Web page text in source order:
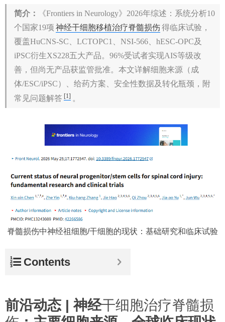
简介：
《Frontiers in Neurology》2026年综述：系统分析10
个国家19项 神经干细胞移植治疗脊髓损伤得临床试验，
覆盖HuCNS-SC、LCTOPC1、NSI-566、hESC-OPC及
iPSC衍生XS228五大产品。96%受试者实现AIS等级改
善，但尚无产品获监管批准。本文详解细胞来源（成
体/ESC/iPSC）、给药方案、安全性数据及转化瓶颈，附
常见问题解答 [1] 。
脊髓损伤中神经祖细胞/干细胞的现状：基础研究和临床试验
Contents
前沿动态 | 神经干细胞治疗脊髓损